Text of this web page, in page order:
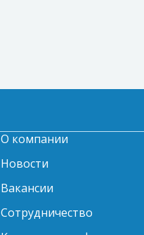
О компании
Новости
Вакансии
Сотрудничество